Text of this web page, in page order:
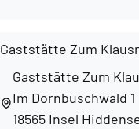
Gaststätte Zum
Gaststätte Zum
Im Dornbuschwald 1
18565 Insel